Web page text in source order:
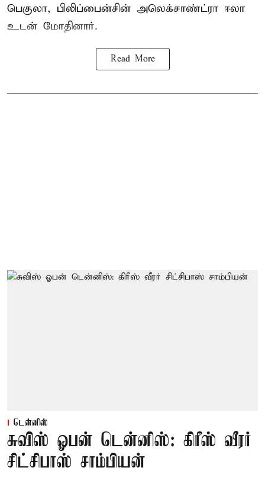
பெகுலா, பிலிப்பைன்சின் அலெக்சாண்ட்ரா ஈலா
உடன் மோதினார்.
Read More
டென்னிஸ்
சுவிஸ் ஓபன் டென்னிஸ்: கிரீஸ் வீரர்
சிட்சிபாஸ் சாம்பியன்